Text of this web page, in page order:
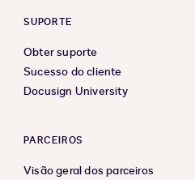
SUPORTE
Obter suporte
Sucesso do cliente
Docusign University
PARCEIROS
Visão geral dos parceiros